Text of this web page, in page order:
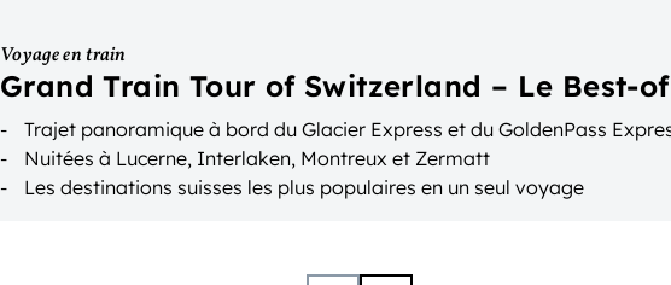
Voyage en train
Grand Train Tour of Switzerland – Le Best-of
Trajet panoramique à bord du Glacier Express et du GoldenPass
Nuitées à Lucerne, Interlaken, Montreux et Zermatt
Les destinations suisses les plus populaires en un seul voyage